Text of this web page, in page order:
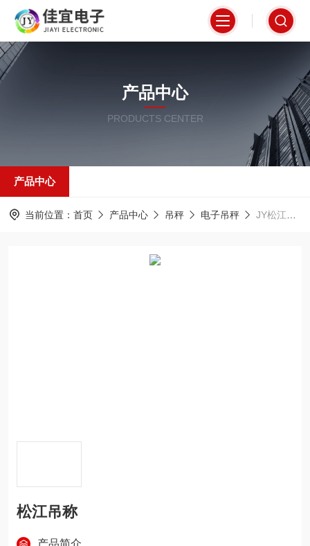
产品中心
PRODUCTS CENTER
产品中心
当前位置： 首页 产品中心 吊秤 电子吊秤 JY松江吊称
松江吊称
产品简介